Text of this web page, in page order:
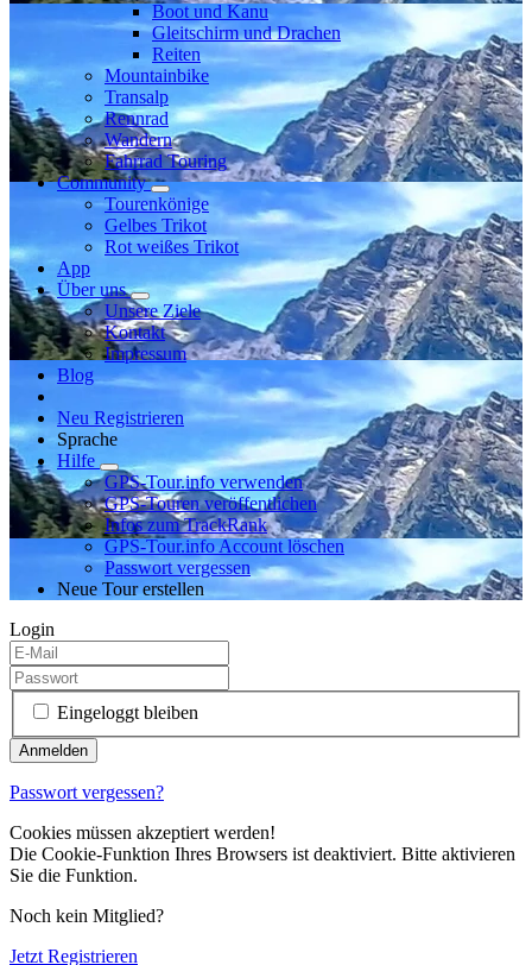
Boot und Kanu
Gleitschirm und Drachen
Reiten
Mountainbike
Transalp
Rennrad
Wandern
Fahrrad Touring
Community
Tourenkönige
Gelbes Trikot
Rot weißes Trikot
App
Über uns
Unsere Ziele
Kontakt
Impressum
Blog
Neu Registrieren
Sprache
Hilfe
GPS-Tour.info verwenden
GPS-Touren veröffentlichen
Infos zum TrackRank
GPS-Tour.info Account löschen
Passwort vergessen
Neue Tour erstellen
Login
Eingeloggt bleiben
Passwort vergessen?
Cookies müssen akzeptiert werden!
Die Cookie-Funktion Ihres Browsers ist deaktiviert. Bitte aktivieren
Sie die Funktion.
Noch kein Mitglied?
Jetzt Registrieren